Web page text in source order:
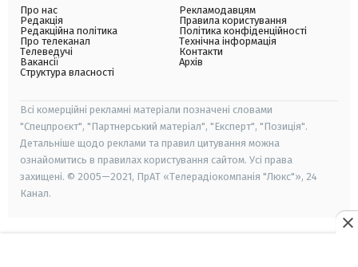
Про нас
Редакція
Редакційна політика
Про телеканал
Телеведучі
Вакансії
Структура власності
Рекламодавцям
Правила користування
Політика конфіденційності
Технічна інформація
Контакти
Архів
Всі комерційні рекламні матеріали позначені словами
"Спецпроєкт", "Партнерський матеріал", "Експерт", "Позиція".
Детальніше щодо реклами та правил цитування можна
ознайомитись в правилах користування сайтом. Усі права
захищені. © 2005—2021, ПрАТ «Телерадіокомпанія "Люкс"», 24
Канал.